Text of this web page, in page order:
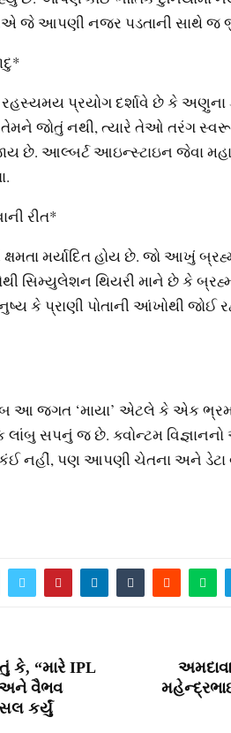
જે આપણી નજર પડતાની સાથે જ
રહસ્યમય પ્રયોગ દર્શાવે છે કે
જોતું નથી, ત્યારે તેઓ તરંગ
છે. આલ્બર્ટ આઇન્સ્ટાઇન જેવા
રીત*
મર્યાદિત હોય છે. જો આખું
સિમ્યુલેશન થિયરી માને છે કે
કે પ્રાણી પોતાની આંખોથી જોઈ
આ જગત ‘માયા’ એટલે કે એક
સપનું જ છે. ક્વોન્ટમ વિજ્ઞાનનો
નહીં, પણ આપણી ચેતના અને ડેટા
કે, “મારે IPL
અને વૈભવ
કર્યું